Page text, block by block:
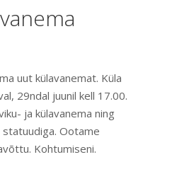
uut külavanemat. Küla
29ndal juunil kell 17.00.
ja külavanema ning
statuudiga. Ootame
Kohtumiseni.